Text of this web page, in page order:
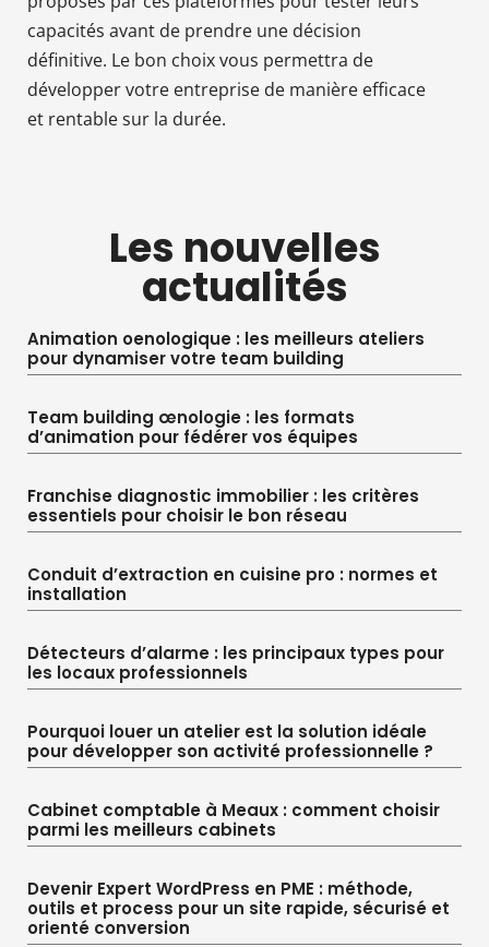
capacités avant de prendre une décision
définitive. Le bon choix vous permettra de
développer votre entreprise de manière efficace
et rentable sur la durée.
Les nouvelles
actualités
Animation oenologique : les meilleurs ateliers
pour dynamiser votre team building
Team building œnologie : les formats
d’animation pour fédérer vos équipes
Franchise diagnostic immobilier : les critères
essentiels pour choisir le bon réseau
Conduit d’extraction en cuisine pro : normes et
installation
Détecteurs d’alarme : les principaux types pour
les locaux professionnels
Pourquoi louer un atelier est la solution idéale
pour développer son activité professionnelle ?
Cabinet comptable à Meaux : comment choisir
parmi les meilleurs cabinets
Devenir Expert WordPress en PME : méthode,
outils et process pour un site rapide, sécurisé et
orienté conversion